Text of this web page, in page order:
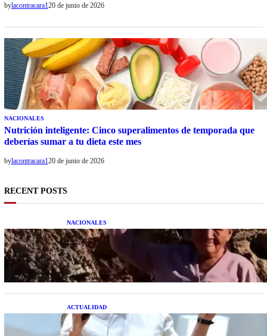
bylacontracara120 de junio de 2026
NACIONALES
Nutrición inteligente: Cinco superalimentos de temporada que
deberías sumar a tu dieta este mes
bylacontracara120 de junio de 2026
RECENT POSTS
NACIONALES
Una mujer asegura haber peleado con un
extraterrestre cuerpo a cuerpo
ACTUALIDAD
La startup creada por una salteña que busca
resolver el estrés financiero en Latinoamérica